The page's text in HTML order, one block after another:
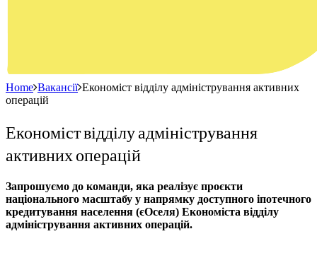
Home Вакансії Економіст відділу адміністрування активних
операцій
Економіст відділу адміністрування
активних операцій
Запрошуємо до команди, яка реалізує проєкти
національного масштабу у напрямку доступного іпотечного
кредитування населення (єОселя) Економіста відділу
адміністрування активних операцій.